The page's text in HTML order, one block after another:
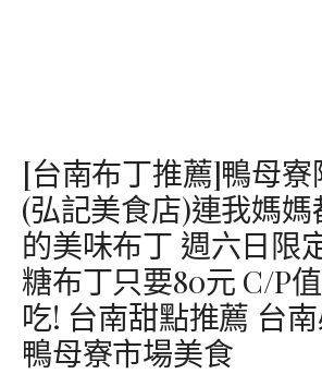
[台南布丁推薦]鴨母寮
(弘記美食店)連我媽
的美味布丁 週六日限
糖布丁只要80元 C/P
吃! 台南甜點推薦 台
鴨母寮市場美食